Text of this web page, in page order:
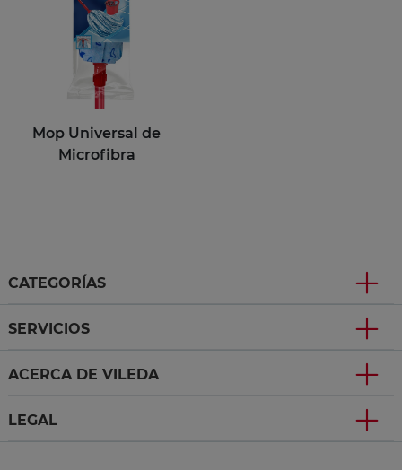
Mop Universal de
Microfibra
CATEGORÍAS
SERVICIOS
ACERCA DE VILEDA
LEGAL